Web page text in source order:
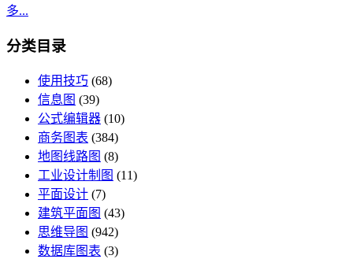
多...
分类目录
使用技巧 (68)
信息图 (39)
公式编辑器 (10)
商务图表 (384)
地图线路图 (8)
工业设计制图 (11)
平面设计 (7)
建筑平面图 (43)
思维导图 (942)
数据库图表 (3)